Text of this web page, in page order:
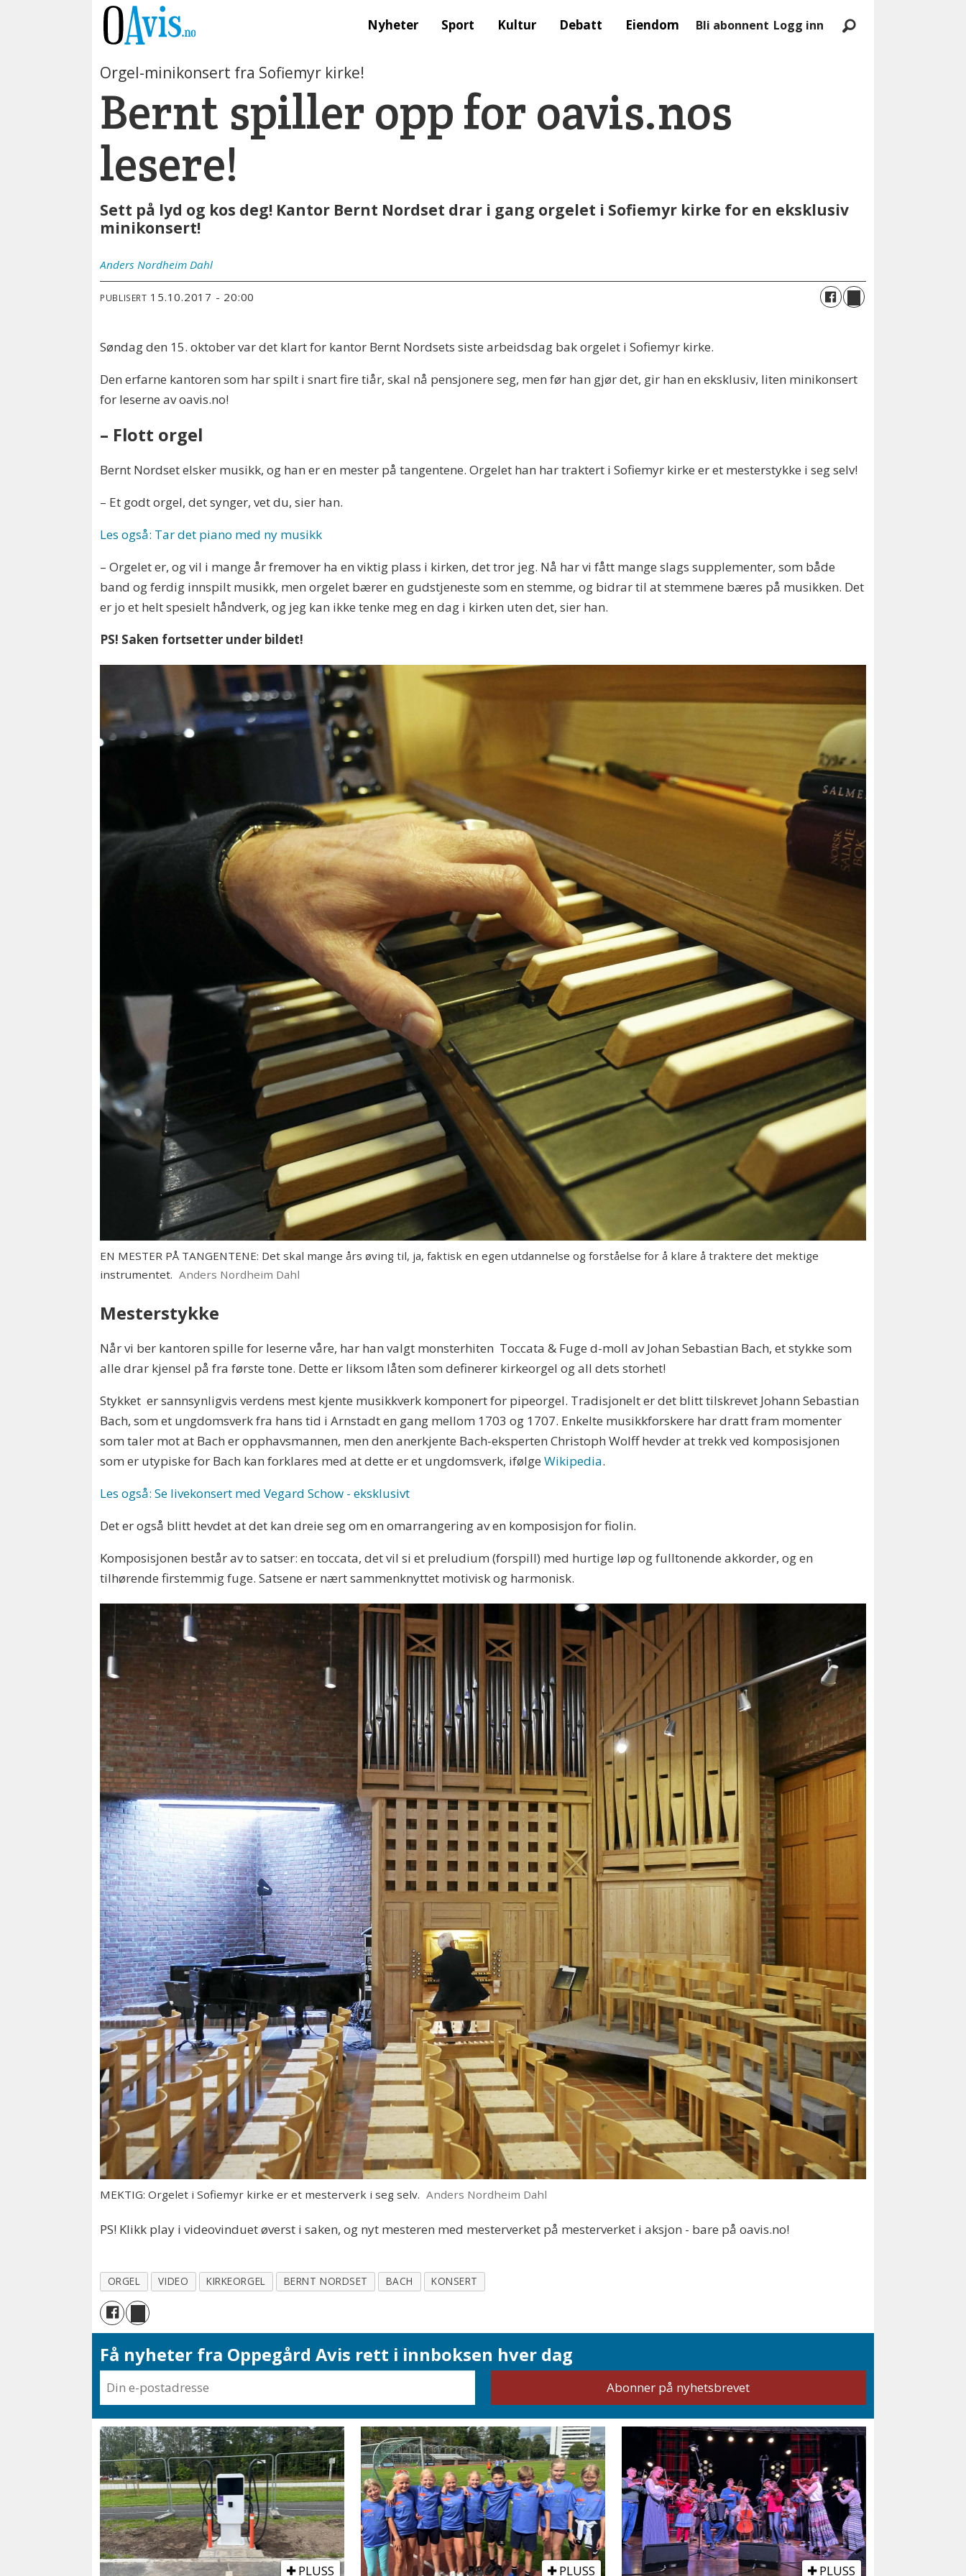
Nyheter Sport Kultur Debatt Eiendom Bli abonnent Logg inn
Orgel-minikonsert fra Sofiemyr kirke!
Bernt spiller opp for oavis.nos
lesere!
Sett på lyd og kos deg! Kantor Bernt Nordset drar i gang orgelet i Sofiemyr kirke for en eksklusiv
minikonsert!
Anders Nordheim Dahl
PUBLISERT 15.10.2017 - 20:00
Søndag den 15. oktober var det klart for kantor Bernt Nordsets siste arbeidsdag bak orgelet i Sofiemyr kirke.
Den erfarne kantoren som har spilt i snart fire tiår, skal nå pensjonere seg, men før han gjør det, gir han en eksklusiv, liten minikonsert
for leserne av oavis.no!
– Flott orgel
Bernt Nordset elsker musikk, og han er en mester på tangentene. Orgelet han har traktert i Sofiemyr kirke er et mesterstykke i seg selv!
– Et godt orgel, det synger, vet du, sier han.
Les også: Tar det piano med ny musikk
– Orgelet er, og vil i mange år fremover ha en viktig plass i kirken, det tror jeg. Nå har vi fått mange slags supplementer, som både
band og ferdig innspilt musikk, men orgelet bærer en gudstjeneste som en stemme, og bidrar til at stemmene bæres på musikken. Det
er jo et helt spesielt håndverk, og jeg kan ikke tenke meg en dag i kirken uten det, sier han.
PS! Saken fortsetter under bildet!
EN MESTER PÅ TANGENTENE: Det skal mange års øving til, ja, faktisk en egen utdannelse og forståelse for å klare å traktere det mektige
instrumentet. Anders Nordheim Dahl
Mesterstykke
Når vi ber kantoren spille for leserne våre, har han valgt monsterhiten Toccata & Fuge d-moll av Johan Sebastian Bach, et stykke som
alle drar kjensel på fra første tone. Dette er liksom låten som definerer kirkeorgel og all dets storhet!
Stykket er sannsynligvis verdens mest kjente musikkverk komponert for pipeorgel. Tradisjonelt er det blitt tilskrevet Johann Sebastian
Bach, som et ungdomsverk fra hans tid i Arnstadt en gang mellom 1703 og 1707. Enkelte musikkforskere har dratt fram momenter
som taler mot at Bach er opphavsmannen, men den anerkjente Bach-eksperten Christoph Wolff hevder at trekk ved komposisjonen
som er utypiske for Bach kan forklares med at dette er et ungdomsverk, ifølgeWikipedia.
Les også: Se livekonsert med Vegard Schow - eksklusivt
Det er også blitt hevdet at det kan dreie seg om en omarrangering av en komposisjon for fiolin.
Komposisjonen består av to satser: en toccata, det vil si et preludium (forspill) med hurtige løp og fulltonende akkorder, og en
tilhørende firstemmig fuge. Satsene er nært sammenknyttet motivisk og harmonisk.
MEKTIG: Orgelet i Sofiemyr kirke er et mesterverk i seg selv. Anders Nordheim Dahl
PS! Klikk play i videovinduet øverst i saken, og nyt mesteren med mesterverket på mesterverket i aksjon - bare på oavis.no!
ORGEL VIDEO KIRKEORGEL BERNT NORDSET BACH KONSERT
Få nyheter fra Oppegård Avis rett i innboksen hver dag
PLUSS PLUSS PLUSS